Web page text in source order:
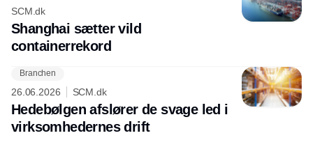
SCM.dk
Shanghai sætter vild
containerrekord
Branchen
26.06.2026 SCM.dk
Hedebølgen afslører de svage led i
virksomhedernes drift